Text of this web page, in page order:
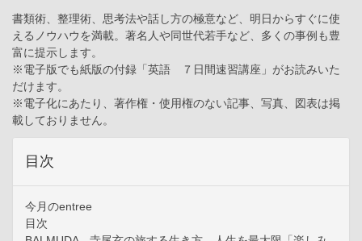
書類術、整理術、思考法や話し方の極意など、明日からすぐに使
えるノウハウを満載。著名人や同世代若手など、多くの事例も豊
富に提示します。
※電子版でも紙版の付録「英語 ７日間速習講座」がお読みいた
だけます。
※電子化にあたり、著作権・使用権のない記事、写真、図表は掲
載しておりません。
目次
今月のentree
目次